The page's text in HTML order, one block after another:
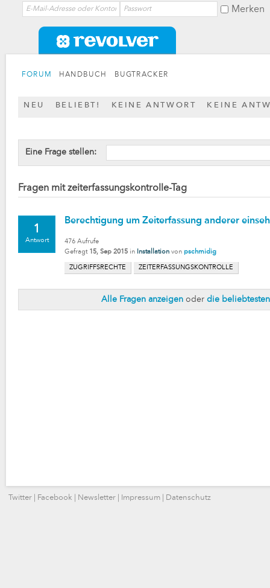
Merken
FORUM HANDBUCH BUGTRACKER
NEU BELIEBT! KEINE ANTWORT KEINE
Eine Frage stellen:
Fragen mit zeiterfassungskontrolle-Tag
1
Antwort
Berechtigung um Zeiterfassung anderer
476 Aufrufe
Gefragt 15, Sep 2015 in Installation von pschmidig
ZUGRIFFSRECHTE ZEITERFASSUNGSKONTROLLE
Alle Fragen anzeigen oder die beliebtesten
Twitter Facebook Newsletter Impressum Datenschutz